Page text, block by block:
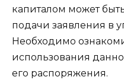
капиталом может
подачи заявления в
Необходимо
использования
его распоряжения.